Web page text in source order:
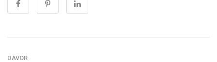
DAVOR